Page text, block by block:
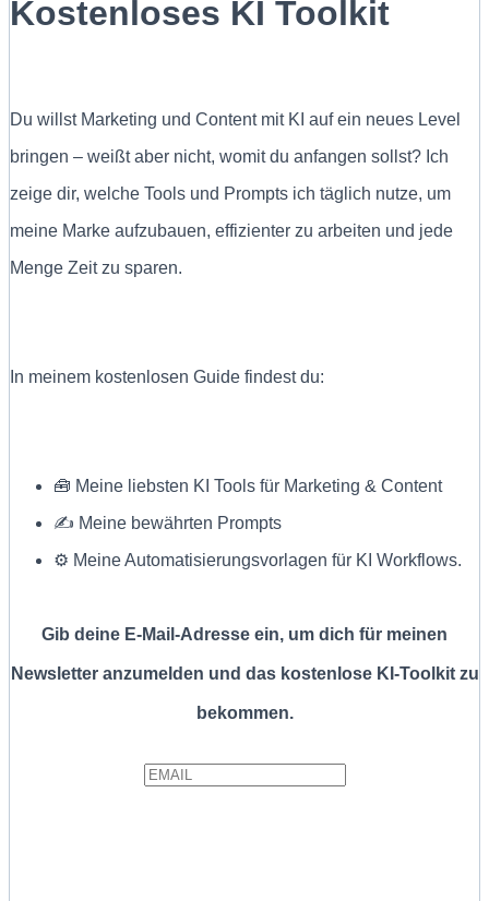
Kostenloses KI Toolkit
Du willst Marketing und Content mit KI auf ein neues Level
bringen – weißt aber nicht, womit du anfangen sollst? Ich
zeige dir, welche Tools und Prompts ich täglich nutze, um
meine Marke aufzubauen, effizienter zu arbeiten und jede
Menge Zeit zu sparen.
In meinem kostenlosen Guide findest du:
🧰 Meine liebsten KI Tools für Marketing & Content
✍ Meine bewährten Prompts
⚙️ Meine Automatisierungsvorlagen für KI Workflows.
Gib deine E-Mail-Adresse ein, um dich für meinen
Newsletter anzumelden und das kostenlose KI-Toolkit zu
bekommen.